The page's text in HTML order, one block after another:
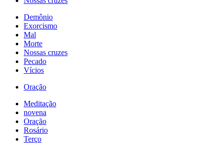
Demônio
Exorcismo
Mal
Morte
Nossas cruzes
Pecado
Vícios
Oração
Meditação
novena
Oração
Rosário
Terço